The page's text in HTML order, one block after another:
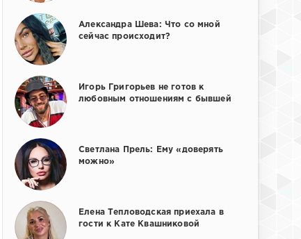
Александра Шева: Что со мной
сейчас происходит?
Игорь Григорьев не готов к
любовным отношениям с бывшей
Светлана Прель: Ему «доверять
можно»
Елена Тепловодская приехала в
гости к Кате Квашниковой